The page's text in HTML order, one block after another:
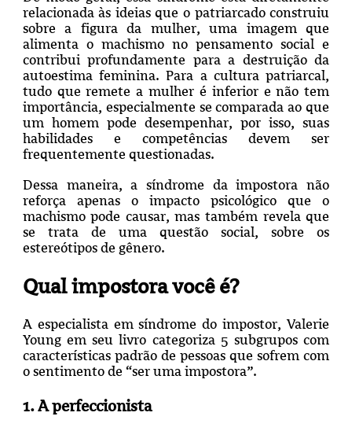
relacionada às ideias que o patriarcado construiu
sobre a figura da mulher, uma imagem que
alimenta o machismo no pensamento social e
contribui profundamente para a destruição da
autoestima feminina. Para a cultura patriarcal,
tudo que remete a mulher é inferior e não tem
importância, especialmente se comparada ao que
um homem pode desempenhar, por isso, suas
habilidades e competências devem ser
frequentemente questionadas.
Dessa maneira, a síndrome da impostora não
reforça apenas o impacto psicológico que o
machismo pode causar, mas também revela que
se trata de uma questão social, sobre os
estereótipos de gênero.
Qual impostora você é?
A especialista em síndrome do impostor, Valerie
Young em seu livro categoriza 5 subgrupos com
características padrão de pessoas que sofrem com
o sentimento de “ser uma impostora”.
1. A perfeccionista